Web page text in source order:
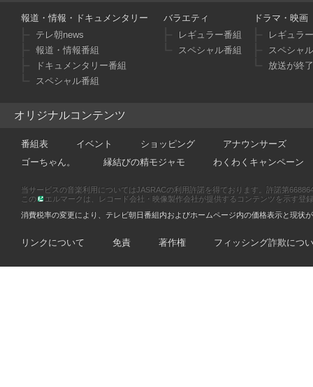
報道・情報・ドキュメンタリー
テレ朝news
報道・情報番組
ドキュメンタリー番組
スペシャル番組
バラエティ
レギュラー番組
スペシャル番組
ドラマ・映画
レギュラ
スペシャ
放送が終
オリジナルコンテンツ
番組表 イベント ショッピング
アナウンサーズ
ゴーちゃん。
縁結びの精モジャモ わくわくキャンペーン
当サービスの音楽利用についてはJASRACの利用許諾を得ております。許諾第
この
エルマークは、レコード会社・映像製作会社が提供するコンテンツを示す登
消費税率の変更により、テレビ朝日番組内およびホームページ内の価格表示と現状
リンクについて 免責 著作権 フィッシング詐欺につ